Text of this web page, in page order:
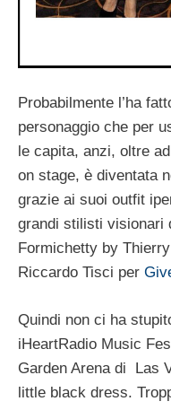
Probabilmente l’ha
personaggio che per
le capita, anzi, oltre
on stage, è diventata
grazie ai suoi outfit
grandi stilisti visionari
Formichetty by
Riccardo Tisci per
Quindi non ci ha
iHeartRadio Music
Garden Arena di Las
little black dress.